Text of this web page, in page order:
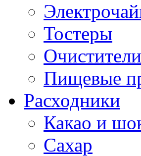
Тостеры
Пищевые
Расходники
Какао и
Сахар